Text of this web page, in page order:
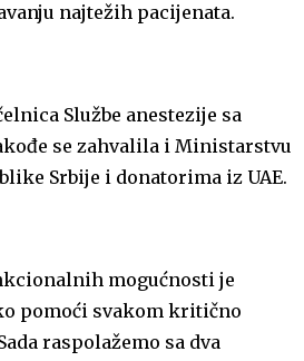
najtežih pacijenata.
Službe anestezije sa
se zahvalila i Ministarstvu
Srbije i donatorima iz UAE.
mogućnosti je
pomoći svakom kritično
raspolažemo sa dva